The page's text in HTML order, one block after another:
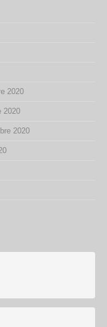
2020
2020
2020